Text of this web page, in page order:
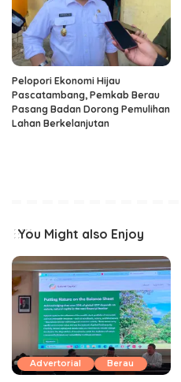
Pelopori Ekonomi Hijau
Pascatambang, Pemkab Berau
Pasang Badan Dorong Pemulihan
Lahan Berkelanjutan
You Might also Enjoy
Advertorial Berau